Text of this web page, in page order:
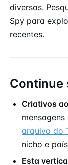
diversas.
Spy para
recentes.
Continue
Criativos
arquivo do
nicho e
Esta